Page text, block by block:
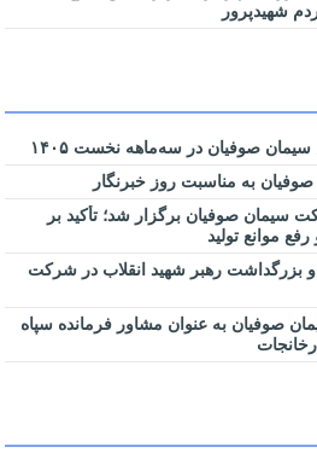
شهیدپرور
به مناسبت روز خبرنگار
سیمان صوفیان برگزار شد؛ تأکید بر
موانع تولید
و بزرگداشت رهبر شهید انقلاب در شرکت
صوفیان به عنوان مشاور فرمانده سپاه